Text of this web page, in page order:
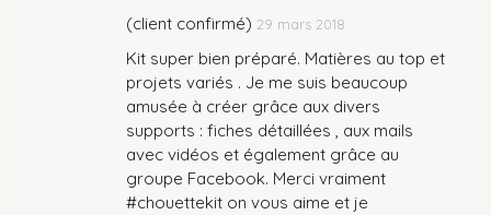
(client confirmé) 29 mars 2018
Kit super bien préparé. Matières au top et
projets variés . Je me suis beaucoup
amusée à créer grâce aux divers
supports : fiches détaillées , aux mails
avec vidéos et également grâce au
groupe Facebook. Merci vraiment
#chouettekit on vous aime et je